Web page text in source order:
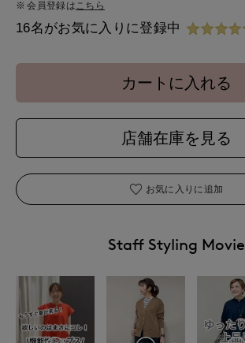
会員登録は こちら
16名がお気に入りに登録中
カートに入れる
店舗在庫を見る
お気に入りに追加
Staff Styling Movie